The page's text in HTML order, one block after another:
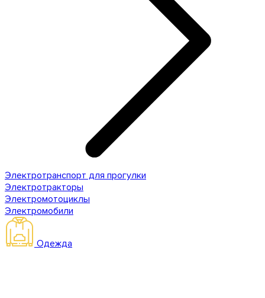
Электротранспорт для прогулки
Электротракторы
Электромотоциклы
Электромобили
Одежда